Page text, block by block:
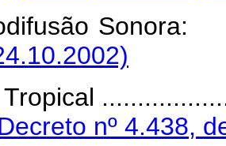
Tropical
nº 4.438,